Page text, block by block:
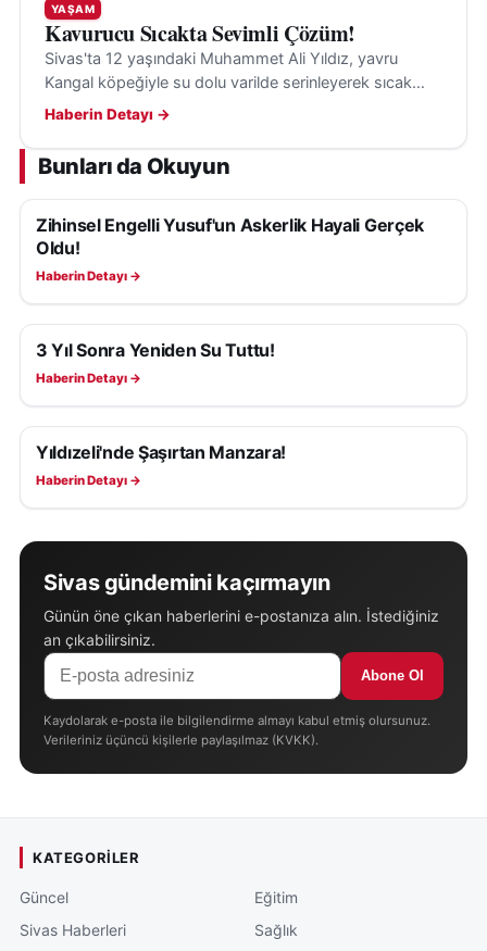
YAŞAM
Kavurucu Sıcakta Sevimli Çözüm!
Sivas'ta 12 yaşındaki Muhammet Ali Yıldız, yavru
Kangal köpeğiyle su dolu varilde serinleyerek sıcak
havanın etkisini hafifletiyor.
Haberin Detayı →
Bunları da Okuyun
YAŞAM
Zihinsel Engelli Yusuf'un Askerlik Hayali Gerçek
Oldu!
Haberin Detayı →
YAŞAM
3 Yıl Sonra Yeniden Su Tuttu!
Haberin Detayı →
YAŞAM
Yıldızeli'nde Şaşırtan Manzara!
Haberin Detayı →
Sivas gündemini kaçırmayın
Günün öne çıkan haberlerini e-postanıza alın. İstediğiniz
an çıkabilirsiniz.
Abone Ol
Kaydolarak e-posta ile bilgilendirme almayı kabul etmiş olursunuz.
Verileriniz üçüncü kişilerle paylaşılmaz (KVKK).
KATEGORILER
Güncel
Sivas Haberleri
Eğitim
Sağlık